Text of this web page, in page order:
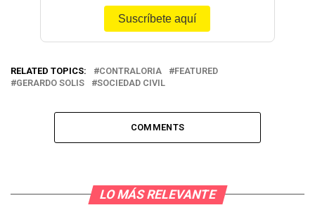
Suscríbete aquí
RELATED TOPICS: CONTRALORIA
FEATURED
GERARDO SOLIS
SOCIEDAD CIVIL
COMMENTS
LO MÁS RELEVANTE